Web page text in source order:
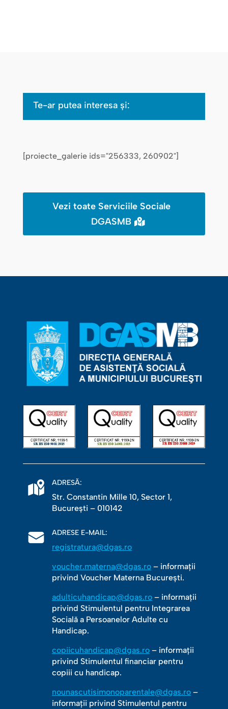
Te-ar putea interesa şi:
[proiecte_galerie ids="256333, 260902"]
Vezi toate Serviciile Sociale
DGASMB
ADRESĂ:
Str. Constantin Mille 10, Sector 1,
Bucureşti – 010142
ADRESE E-MAIL:
registratura@dgas.ro
voucher.materna@dgas.ro– informații
privind Voucher Materna București.
adulticuhandicap@dgas.ro– informații
privind Stimulentul pentru Integrarea
Socială a Persoanelor Adulte cu
Handicap.
copiicuhandicap@dgas.ro– informații
privind Stimulentul financiar pentru
copiii cu handicap.
nounascutisimonoparentale@dgas.ro–
informații privind Stimulentul pentru